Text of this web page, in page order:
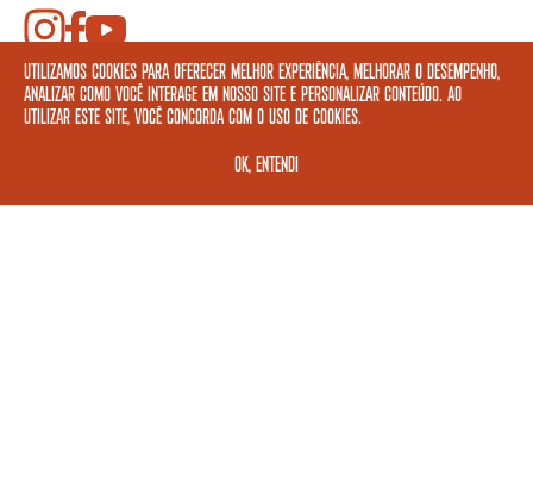
Utilizamos cookies para oferecer melhor experiência, melhorar o desempenho,
analizar como você interage em nosso site e personalizar conteúdo. Ao
utilizar este site, você concorda com o uso de cookies.
OK, ENTENDI
FORMAS DE PAGAMENTO